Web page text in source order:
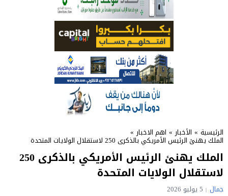
حملة للتبرع بالدم في جامعة الزيتونة الأردنية
الرئيسية » الأخبار » اهم الاخبار »
الملك يهنئ الرئيس الأمريكي بالذكرى 250 لاستقلال الولايات المتحدة
الملك يهنئ الرئيس الأمريكي بالذكرى 250
لاستقلال الولايات المتحدة
جمال 5 يوليو 2026